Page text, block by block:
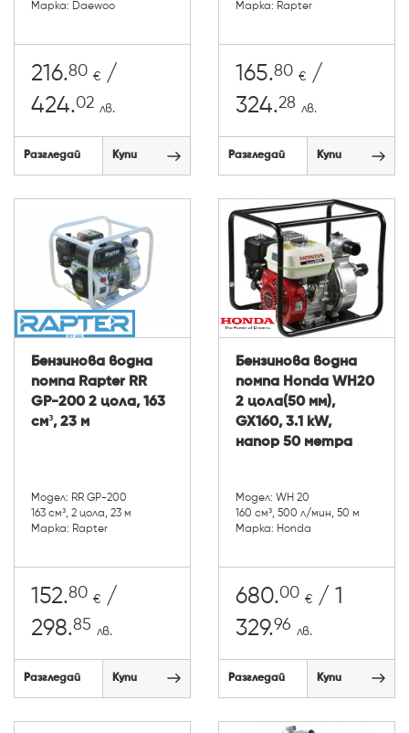
Марка: Daewoo
216.80 € /
424.02 лв.
Разгледай Купи
Марка: Rapter
165.80 € /
324.28 лв.
Разгледай Купи
Бензинова водна
помпа Rapter RR
GP-200 2 цола, 163
см³, 23 м
Модел: RR GP-200
163 см³, 2 цола, 23 м
Марка: Rapter
152.80 € /
298.85 лв.
Разгледай Купи
Бензинова водна
помпа Honda WH20
2 цола(50 мм),
GX160, 3.1 kW,
напор 50 метра
Модел: WH 20
160 см³, 500 л/мин, 50 м
Марка: Honda
680.00 € / 1
329.96 лв.
Разгледай Купи